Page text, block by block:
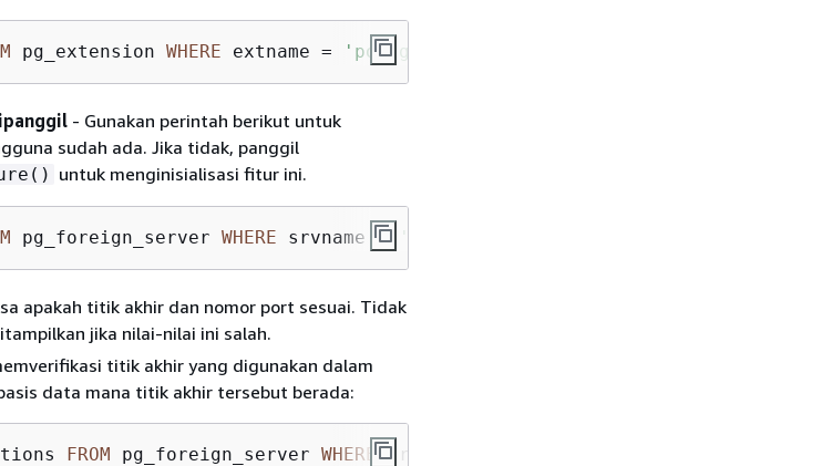
pg_extension WHERE extname = 'postgres_fdw'
- Gunakan perintah berikut untuk
sudah ada. Jika tidak, panggil
untuk menginisialisasi fitur ini.
pg_foreign_server WHERE srvname =
apakah titik akhir dan nomor port sesuai. Tidak
jika nilai-nilai ini salah.
titik akhir yang digunakan dalam
data mana titik akhir tersebut berada:
FROM pg_foreign_server WHERE srvname